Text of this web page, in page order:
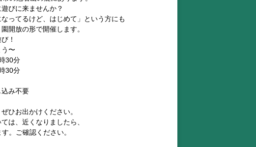
びに来ませんか？
ってるけど、はじめて」という方にも
開放の形で開催します。
！
〜
30分
分
み不要
ひお出かけください。
は、近くなりましたら、
。ご確認ください。